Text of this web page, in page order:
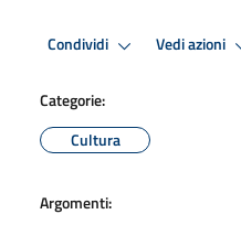
Condividi Vedi azioni
Categorie:
Cultura
Argomenti: